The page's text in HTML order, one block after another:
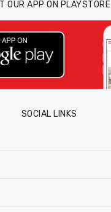
OUR APP ON PLAYSTORE
SOCIAL LINKS